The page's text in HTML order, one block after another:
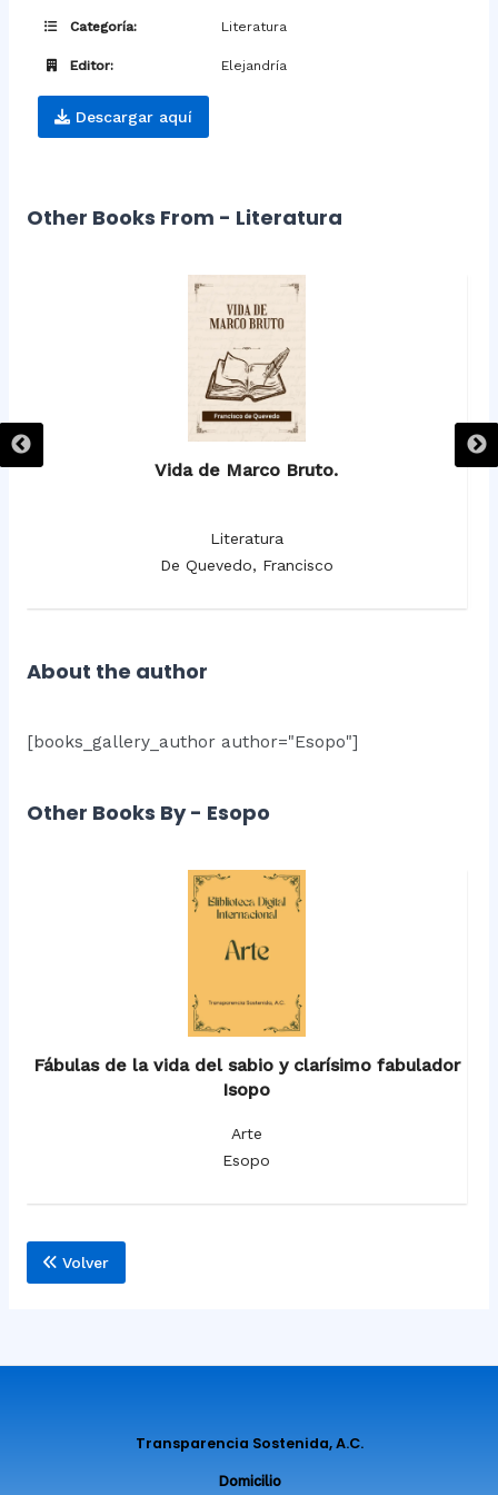
Categoría: Literatura
Editor: Elejandría
Descargar aquí
Other Books From - Literatura
Vida de Marco Bruto.
Literatura
De Quevedo, Francisco
About the author
[books_gallery_author author="Esopo"]
Other Books By - Esopo
Fábulas de la vida del sabio y clarísimo fabulador
Isopo
Arte
Esopo
Volver
Transparencia Sostenida, A.C.
Domicilio